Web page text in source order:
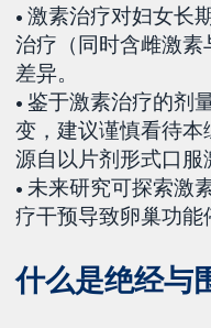
•激素治疗对妇女长
治疗（同时含雌激
差异。
•鉴于激素治疗的剂
变，建议谨慎看待
源自以片剂形式口服
• 未来研究可探索激
疗干预导致卵巢功能
什么是绝经与